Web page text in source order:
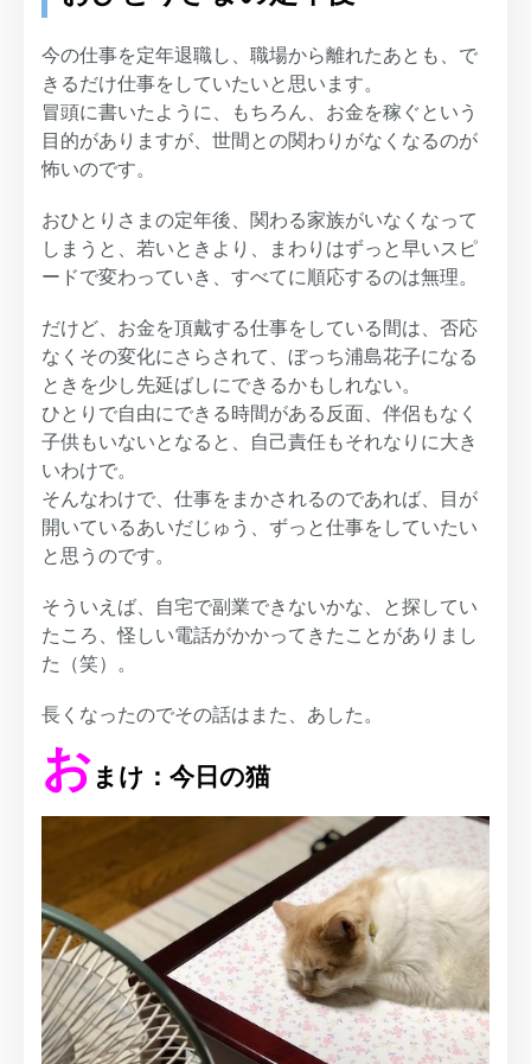
今の仕事を定年退職し、職場から離れたあとも、で
きるだけ仕事をしていたいと思います。
冒頭に書いたように、もちろん、お金を稼ぐという
目的がありますが、世間との関わりがなくなるのが
怖いのです。
おひとりさまの定年後、関わる家族がいなくなって
しまうと、若いときより、まわりはずっと早いスピ
ードで変わっていき、すべてに順応するのは無理。
だけど、お金を頂戴する仕事をしている間は、否応
なくその変化にさらされて、ぼっち浦島花子になる
ときを少し先延ばしにできるかもしれない。
ひとりで自由にできる時間がある反面、伴侶もなく
子供もいないとなると、自己責任もそれなりに大き
いわけで。
そんなわけで、仕事をまかされるのであれば、目が
開いているあいだじゅう、ずっと仕事をしていたい
と思うのです。
そういえば、自宅で副業できないかな、と探してい
たころ、怪しい電話がかかってきたことがありまし
た（笑）。
長くなったのでその話はまた、あした。
お まけ：今日の猫